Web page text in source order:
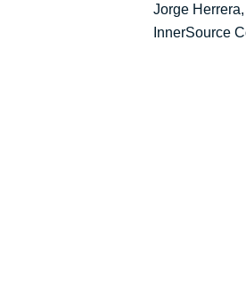
Jorge
InnerSource